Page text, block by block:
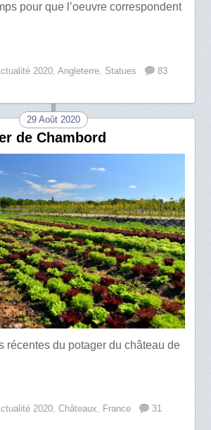
pour que l’oeuvre correspondent
2020 ,Angleterre Statues
83
29 Août 2020
de Chambord
récentes du potager du château de
2020,Châteaux, France
31